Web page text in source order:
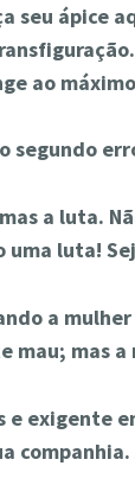
seu ápice
ao
segundo
a luta.
luta!
a
mau; mas a
exigente